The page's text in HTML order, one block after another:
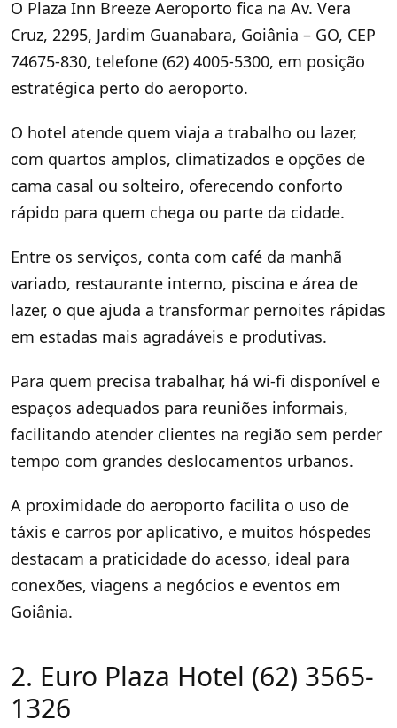
O Plaza Inn Breeze Aeroporto fica na Av. Vera
Cruz, 2295, Jardim Guanabara, Goiânia – GO, CEP
74675-830, telefone (62) 4005-5300, em posição
estratégica perto do aeroporto.
O hotel atende quem viaja a trabalho ou lazer,
com quartos amplos, climatizados e opções de
cama casal ou solteiro, oferecendo conforto
rápido para quem chega ou parte da cidade.
Entre os serviços, conta com café da manhã
variado, restaurante interno, piscina e área de
lazer, o que ajuda a transformar pernoites rápidas
em estadas mais agradáveis e produtivas.
Para quem precisa trabalhar, há wi-fi disponível e
espaços adequados para reuniões informais,
facilitando atender clientes na região sem perder
tempo com grandes deslocamentos urbanos.
A proximidade do aeroporto facilita o uso de
táxis e carros por aplicativo, e muitos hóspedes
destacam a praticidade do acesso, ideal para
conexões, viagens a negócios e eventos em
Goiânia.
2. Euro Plaza Hotel (62) 3565-
1326